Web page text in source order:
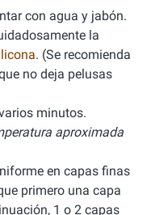
con agua y jabón.
la
. (Se recomienda
no deja pelusas
minutos.
aproximada
en capas finas
primero una capa
1 o 2 capas